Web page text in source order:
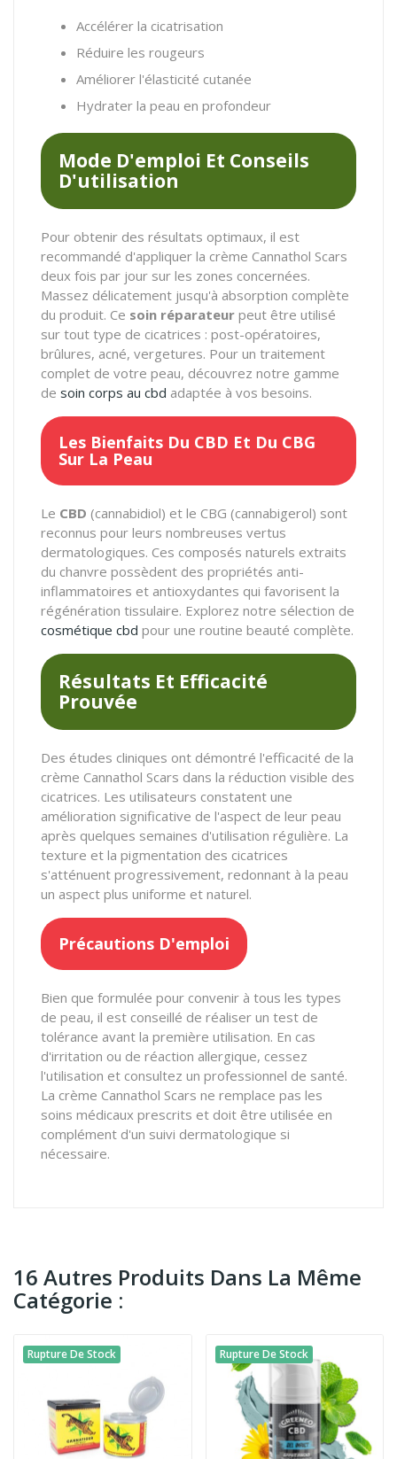
Accélérer la cicatrisation
Réduire les rougeurs
Améliorer l'élasticité cutanée
Hydrater la peau en profondeur
Mode D'emploi Et Conseils
D'utilisation
Pour obtenir des résultats optimaux, il est
recommandé d'appliquer la crème Cannathol Scars
deux fois par jour sur les zones concernées.
Massez délicatement jusqu'à absorption complète
du produit. Ce soin réparateur peut être utilisé
sur tout type de cicatrices : post-opératoires,
brûlures, acné, vergetures. Pour un traitement
complet de votre peau, découvrez notre gamme
de soin corps au cbd adaptée à vos besoins.
Les Bienfaits Du CBD Et Du CBG
Sur La Peau
Le CBD (cannabidiol) et le CBG (cannabigerol) sont
reconnus pour leurs nombreuses vertus
dermatologiques. Ces composés naturels extraits
du chanvre possèdent des propriétés anti-
inflammatoires et antioxydantes qui favorisent la
régénération tissulaire. Explorez notre sélection de
cosmétique cbd pour une routine beauté complète.
Résultats Et Efficacité
Prouvée
Des études cliniques ont démontré l'efficacité de la
crème Cannathol Scars dans la réduction visible des
cicatrices. Les utilisateurs constatent une
amélioration significative de l'aspect de leur peau
après quelques semaines d'utilisation régulière. La
texture et la pigmentation des cicatrices
s'atténuent progressivement, redonnant à la peau
un aspect plus uniforme et naturel.
Précautions D'emploi
Bien que formulée pour convenir à tous les types
de peau, il est conseillé de réaliser un test de
tolérance avant la première utilisation. En cas
d'irritation ou de réaction allergique, cessez
l'utilisation et consultez un professionnel de santé.
La crème Cannathol Scars ne remplace pas les
soins médicaux prescrits et doit être utilisée en
complément d'un suivi dermatologique si
nécessaire.
16 Autres Produits Dans La Même
Catégorie :
Rupture De Stock Rupture De Stock